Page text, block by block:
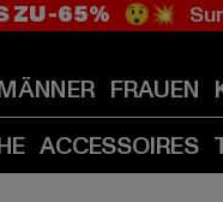
ZU -65% 😲💥
FRAUEN
ACCESSOIRES